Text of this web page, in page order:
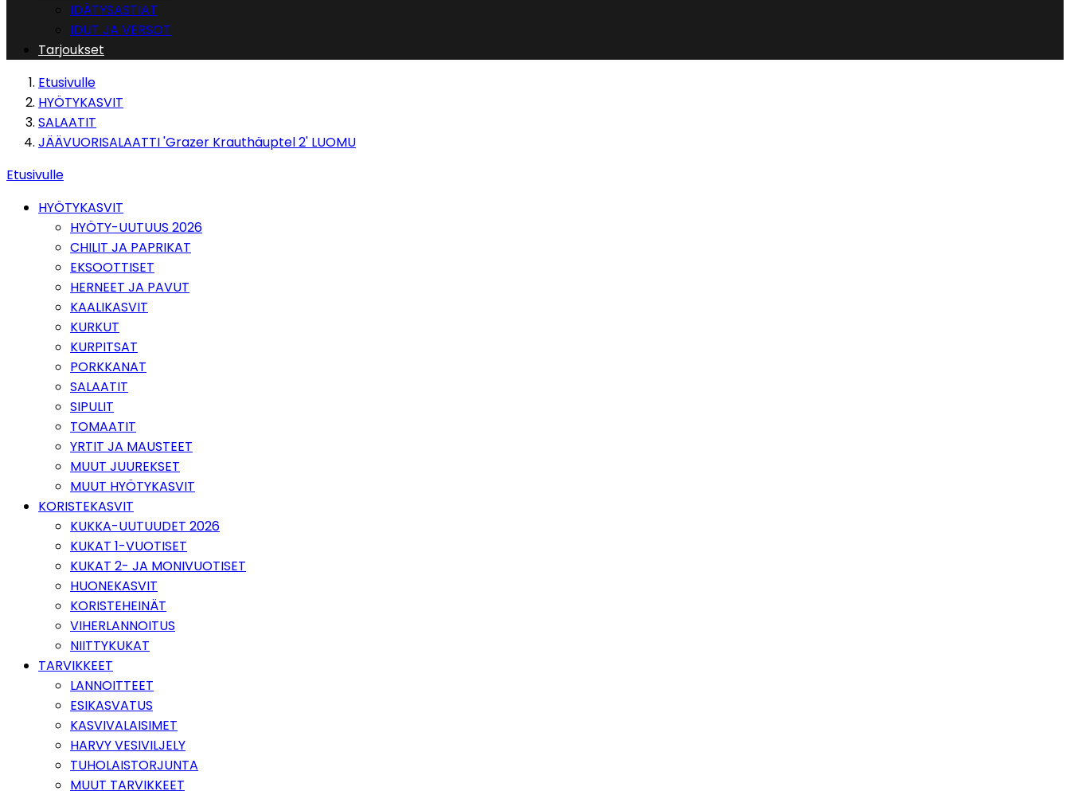
IDÄTYSASTIAT
IDUT JA VERSOT
Tarjoukset
Etusivulle
HYÖTYKASVIT
SALAATIT
JÄÄVUORISALAATTI 'Grazer Krauthäuptel 2' LUOMU
Etusivulle
HYÖTYKASVIT
HYÖTY-UUTUUS 2026
CHILIT JA PAPRIKAT
EKSOOTTISET
HERNEET JA PAVUT
KAALIKASVIT
KURKUT
KURPITSAT
PORKKANAT
SALAATIT
SIPULIT
TOMAATIT
YRTIT JA MAUSTEET
MUUT JUUREKSET
MUUT HYÖTYKASVIT
KORISTEKASVIT
KUKKA-UUTUUDET 2026
KUKAT 1-VUOTISET
KUKAT 2- JA MONIVUOTISET
HUONEKASVIT
KORISTEHEINÄT
VIHERLANNOITUS
NIITTYKUKAT
TARVIKKEET
LANNOITTEET
ESIKASVATUS
KASVIVALAISIMET
HARVY VESIVILJELY
TUHOLAISTORJUNTA
MUUT TARVIKKEET